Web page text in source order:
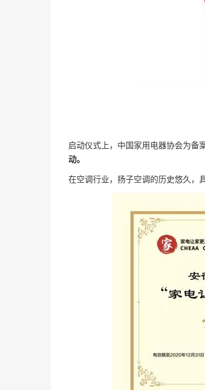
启动仪式上，中国家用电器协会为备
动。
在空调行业，扬子空调的历史悠久，